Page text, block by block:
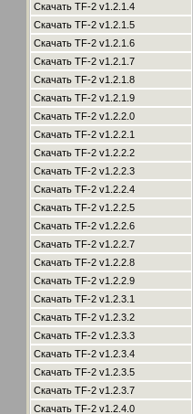
Скачать TF-2 v1.2.1.4
Скачать TF-2 v1.2.1.5
Скачать TF-2 v1.2.1.6
Скачать TF-2 v1.2.1.7
Скачать TF-2 v1.2.1.8
Скачать TF-2 v1.2.1.9
Скачать TF-2 v1.2.2.0
Скачать TF-2 v1.2.2.1
Скачать TF-2 v1.2.2.2
Скачать TF-2 v1.2.2.3
Скачать TF-2 v1.2.2.4
Скачать TF-2 v1.2.2.5
Скачать TF-2 v1.2.2.6
Скачать TF-2 v1.2.2.7
Скачать TF-2 v1.2.2.8
Скачать TF-2 v1.2.2.9
Скачать TF-2 v1.2.3.1
Скачать TF-2 v1.2.3.2
Скачать TF-2 v1.2.3.3
Скачать TF-2 v1.2.3.4
Скачать TF-2 v1.2.3.5
Скачать TF-2 v1.2.3.7
Скачать TF-2 v1.2.4.0